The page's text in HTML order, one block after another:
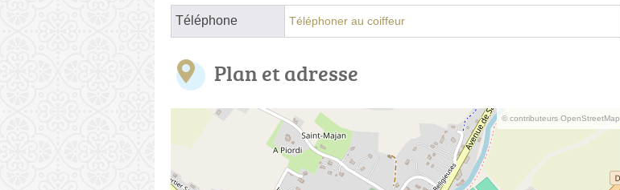
Téléphone Téléphoner au coiffeur
Plan et adresse
© contributeurs OpenStreetMap